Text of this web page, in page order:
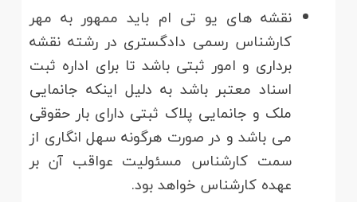
نقشه های یو تی ام باید ممهور به مهر
کارشناس رسمی دادگستری در رشته نقشه
برداری و امور ثبتی باشد تا برای اداره ثبت
اسناد معتبر باشد به دلیل اینکه جانمایی
ملک و جانمایی پلاک ثبتی دارای بار حقوقی
می باشد و در صورت هرگونه سهل انگاری از
سمت کارشناس مسئولیت عواقب آن بر
عهده کارشناس خواهد بود.